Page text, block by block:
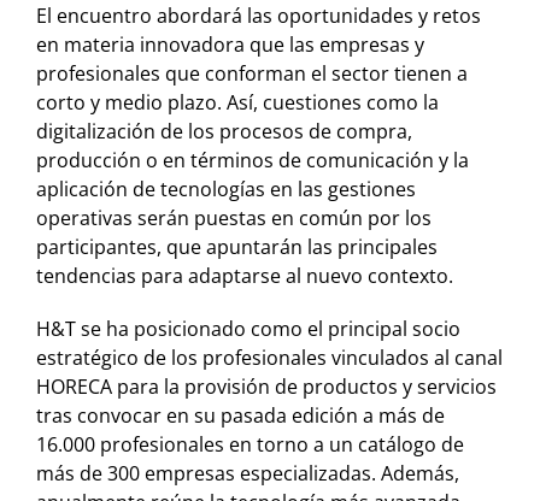
El encuentro abordará las oportunidades y retos
en materia innovadora que las empresas y
profesionales que conforman el sector tienen a
corto y medio plazo. Así, cuestiones como la
digitalización de los procesos de compra,
producción o en términos de comunicación y la
aplicación de tecnologías en las gestiones
operativas serán puestas en común por los
participantes, que apuntarán las principales
tendencias para adaptarse al nuevo contexto.
H&T se ha posicionado como el principal socio
estratégico de los profesionales vinculados al canal
HORECA para la provisión de productos y servicios
tras convocar en su pasada edición a más de
16.000 profesionales en torno a un catálogo de
más de 300 empresas especializadas. Además,